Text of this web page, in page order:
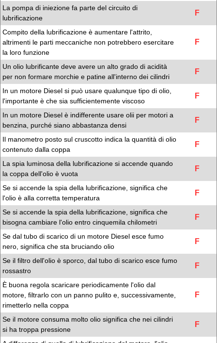
La pompa di iniezione fa parte del circuito di
lubrificazione
F
Compito della lubrificazione è aumentare l'attrito,
altrimenti le parti meccaniche non potrebbero esercitare
la loro funzione
F
Un olio lubrificante deve avere un alto grado di acidità
per non formare morchie e patine all'interno dei cilindri
F
In un motore Diesel si può usare qualunque tipo di olio,
l'importante è che sia sufficientemente viscoso
F
In un motore Diesel è indifferente usare olii per motori a
benzina, purché siano abbastanza densi
F
Il manometro posto sul cruscotto indica la quantità di olio
contenuto dalla coppa
F
La spia luminosa della lubrificazione si accende quando
la coppa dell'olio è vuota
F
Se si accende la spia della lubrificazione, significa che
l'olio è alla corretta temperatura
F
Se si accende la spia della lubrificazione, significa che
bisogna cambiare l'olio entro cinquemila chilometri
F
Se dal tubo di scarico di un motore Diesel esce fumo
nero, significa che sta bruciando olio
F
Se il filtro dell'olio è sporco, dal tubo di scarico esce fumo
rossastro
F
È buona regola scaricare periodicamente l'olio dal
motore, filtrarlo con un panno pulito e, successivamente,
rimetterlo nella coppa
F
Se il motore consuma molto olio significa che nei cilindri
si ha troppa pressione
F